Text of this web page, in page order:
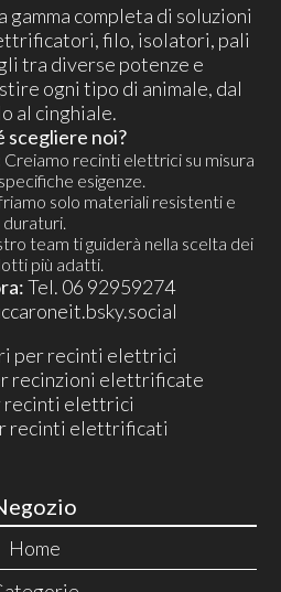
gamma completa di soluzioni
filo, isolatori, pali
tra diverse potenze e
ogni tipo di animale, dal
al cinghiale.
scegliere noi?
Creiamo recinti elettrici su misura
esigenze.
solo materiali resistenti e
duraturi.
team ti guiderà nella scelta dei
più adatti.
Tel. 06 92959274
per recinti elettrici
recinzioni elettrificate
recinti elettrici
recinti elettrificati
Home